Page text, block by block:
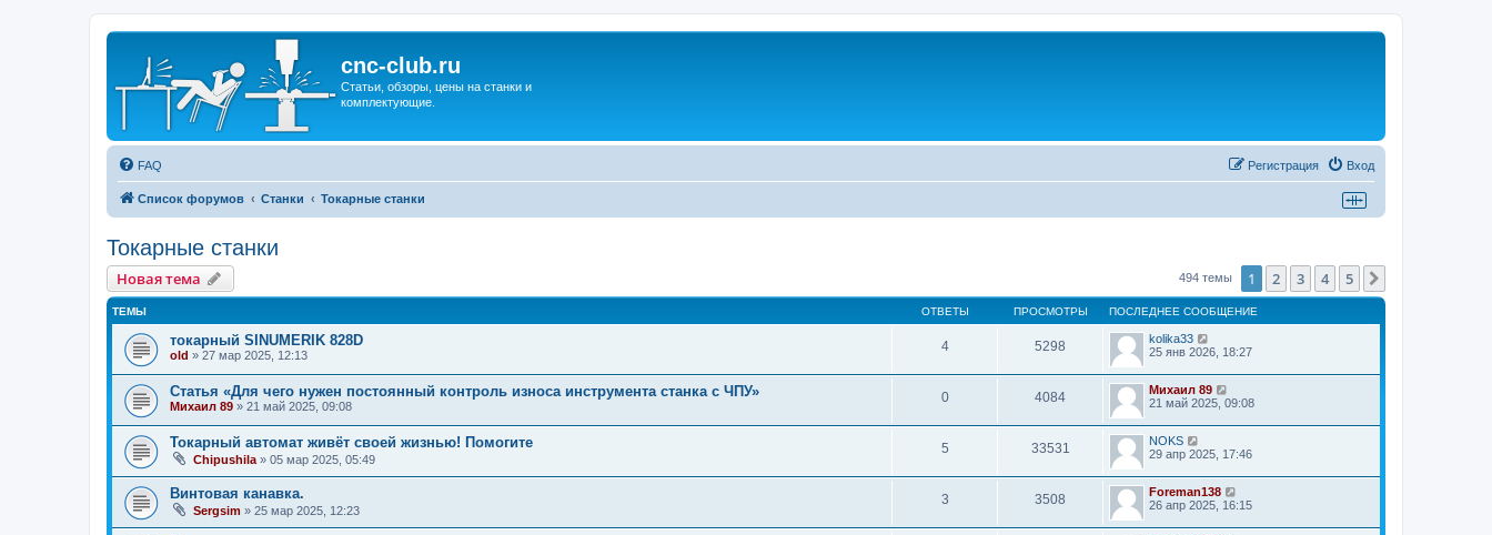
cnc-club.ru
Статьи, обзоры, цены на станки и
комплектующие.
FAQ Вход
Регистрация
Список форумов Станки Токарные станки
Токарные станки
Новая тема 494 темы 1 2 3 4 5
ТЕМЫ ОТВЕТЫ ПРОСМОТРЫ ПОСЛЕДНЕЕ СООБЩЕНИЕ
токарный SINUMERIK 828D
old » 27 мар 2025, 12:13
4 5298
kolika33
25 янв 2026, 18:27
Статья «Для чего нужен постоянный контроль износа инструмента станка с ЧПУ»
Михаил 89 » 21 май 2025, 09:08
0 4084
Михаил 89
21 май 2025, 09:08
Токарный автомат живёт своей жизнью! Помогите
Chipushila » 05 мар 2025, 05:49
5 33531
NOKS
29 апр 2025, 17:46
Винтовая канавка.
Sergsim » 25 мар 2025, 12:23
3 3508
Foreman138
26 апр 2025, 16:15